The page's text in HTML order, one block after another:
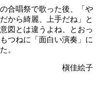
合唱祭で歌った後、「や
から綺麗、上手だね」と
図とは違うよね、とおっ
つねに「面白い演奏」に
。
槇佳絵子